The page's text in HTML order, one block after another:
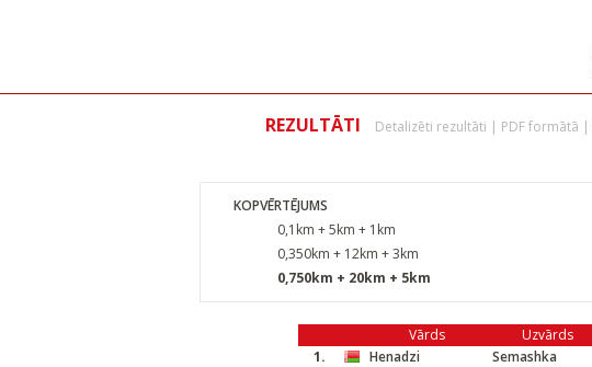
REZULTĀTI Detalizēti rezultāti | PDF formātā |
KOPVĒRTĒJUMS
0,1km + 5km + 1km
0,350km + 12km + 3km
0,750km + 20km + 5km
Vārds Uzvārds
1.
Henadzi Semashka